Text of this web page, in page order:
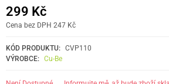
299 Kč
Cena bez DPH 247 Kč
KÓD PRODUKTU: CVP110
VÝROBCE: Cu-Be